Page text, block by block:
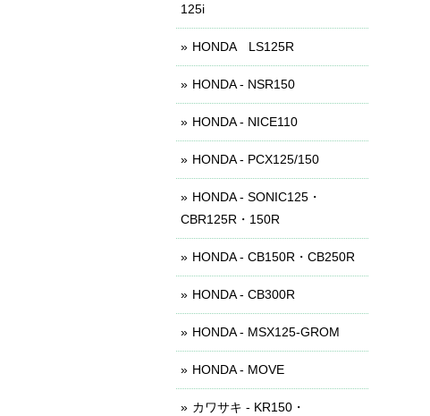
125i
HONDA LS125R
HONDA - NSR150
HONDA - NICE110
HONDA - PCX125/150
HONDA - SONIC125・
CBR125R・150R
HONDA - CB150R・CB250R
HONDA - CB300R
HONDA - MSX125-GROM
HONDA - MOVE
カワサキ - KR150・